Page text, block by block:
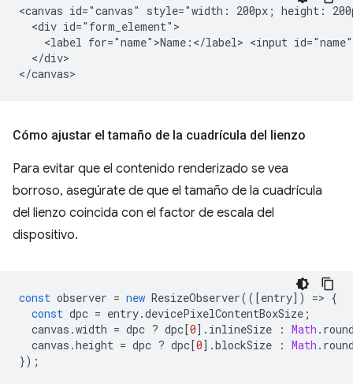
<canvas id="canvas" style="width: 200px; height:
  <div id="form_element">
<label for="name">Name:</label> <input
  </div>
Cómo ajustar el tamaño de la cuadrícula del lienzo
Para evitar que el contenido renderizado se vea
borroso, asegúrate de que el tamaño de la cuadrícula
del lienzo coincida con el factor de escala del
dispositivo.
const observer = new ResizeObserver(([entry]) => {
const dpc = entry.devicePixelContentBoxSize ;
canvas .width = dpc ? dpc[0]. inlineSize : Math .
canvas .height = dpc ? dpc[0].blockSize : Math .
});